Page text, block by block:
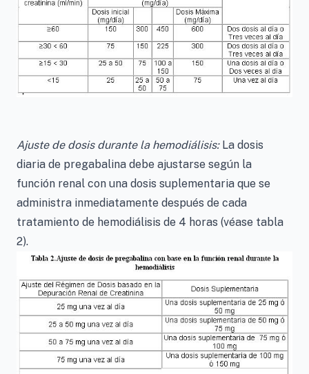
Ajuste de dosis durante la hemodiálisis: La dosis
diaria de pregabalina debe ajustarse según la
función renal con una dosis suplementaria que se
administra inmediatamente después de cada
tratamiento de hemodiálisis de 4 horas (véase tabla
2).